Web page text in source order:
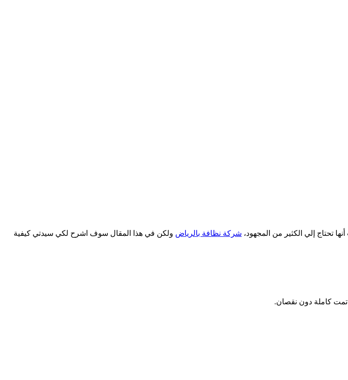
تحتاج إلي الكثير من المجهود، شركة نظافة بالرياض ولكن في هذا المقال سوف اشرح لكي سيدتي كيفية
تمت كاملة دون نقصان.